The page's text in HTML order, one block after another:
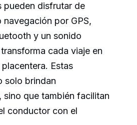
pueden disfrutar de
por GPS,
y un sonido
cada viaje en
Estas
solo brindan
sino que también facilitan
conductor con el